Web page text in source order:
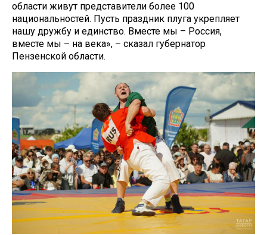
области живут представители более 100
национальностей. Пусть праздник плуга укрепляет
нашу дружбу и единство. Вместе мы – Россия,
вместе мы – на века», – сказал губернатор
Пензенской области.